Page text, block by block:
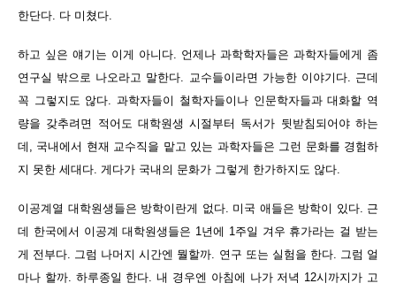
한단다. 다 미쳤다.
하고 싶은 얘기는 이게 아니다. 언제나 과학학자들은 과학자들에게 좀
연구실 밖으로 나오라고 말한다. 교수들이라면 가능한 이야기다. 근데
꼭 그렇지도 않다. 과학자들이 철학자들이나 인문학자들과 대화할 역
량을 갖추려면 적어도 대학원생 시절부터 독서가 뒷받침되어야 하는
데, 국내에서 현재 교수직을 맡고 있는 과학자들은 그런 문화를 경험하
지 못한 세대다. 게다가 국내의 문화가 그렇게 한가하지도 않다.
이공계열 대학원생들은 방학이란게 없다. 미국 애들은 방학이 있다. 근
데 한국에서 이공계 대학원생들은 1년에 1주일 겨우 휴가라는 걸 받는
게 전부다. 그럼 나머지 시간엔 뭘할까. 연구 또는 실험을 한다. 그럼 얼
마나 할까. 하루종일 한다. 내 경우엔 아침에 나가 저녁 12시까지가 고